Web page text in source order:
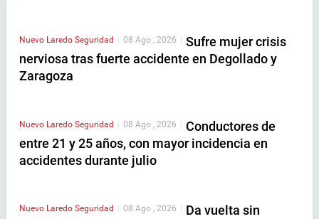
Nuevo Laredo Seguridad 08 Ago , 2026
Sufre mujer crisis
nerviosa tras fuerte accidente en Degollado y
Zaragoza
Nuevo Laredo Seguridad | 08 Ago , 2026 | Conductores de
entre 21 y 25 años, con mayor incidencia en
accidentes durante julio
Nuevo Laredo Seguridad 08 Ago , 2026
Da vuelta sin